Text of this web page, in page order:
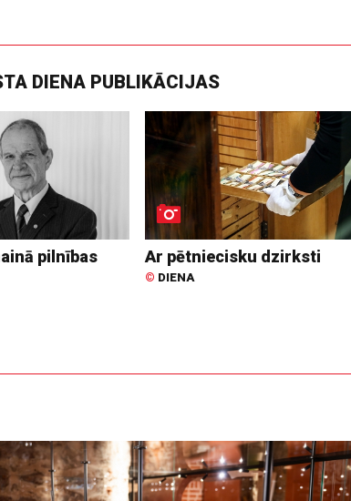
DIENA PUBLIKĀCIJAS
pilnības
Ar pētniecisku dzirksti
© DIENA